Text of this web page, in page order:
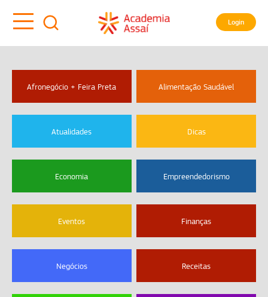
Login
Afronegócio + Feira Preta Alimentação Saudável
Atualidades Dicas
Economia Empreendedorismo
Eventos Finanças
Negócios Receitas